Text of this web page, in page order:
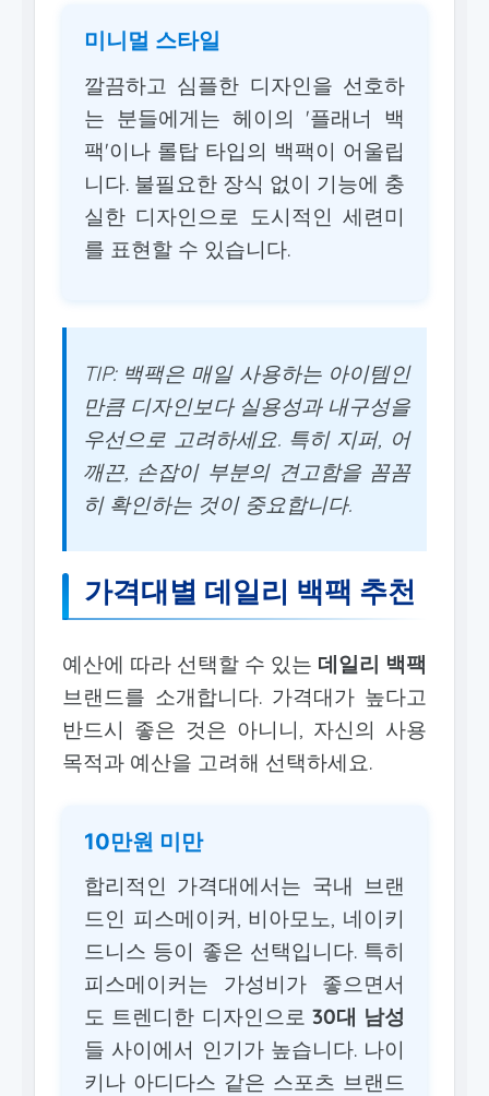
미니멀 스타일
깔끔하고 심플한 디자인을 선호하
는 분들에게는 헤이의 '플래너 백
팩'이나 롤탑 타입의 백팩이 어울립
니다. 불필요한 장식 없이 기능에 충
실한 디자인으로 도시적인 세련미
를 표현할 수 있습니다.
TIP: 백팩은 매일 사용하는 아이템인
만큼 디자인보다 실용성과 내구성을
우선으로 고려하세요. 특히 지퍼, 어
깨끈, 손잡이 부분의 견고함을 꼼꼼
히 확인하는 것이 중요합니다.
가격대별 데일리 백팩 추천
예산에 따라 선택할 수 있는 데일리 백팩
브랜드를 소개합니다. 가격대가 높다고
반드시 좋은 것은 아니니, 자신의 사용
목적과 예산을 고려해 선택하세요.
10만원 미만
합리적인 가격대에서는 국내 브랜
드인 피스메이커, 비아모노, 네이키
드니스 등이 좋은 선택입니다. 특히
피스메이커는 가성비가 좋으면서
도 트렌디한 디자인으로 30대 남성
들 사이에서 인기가 높습니다. 나이
키나 아디다스 같은 스포츠 브랜드